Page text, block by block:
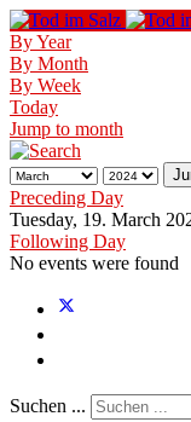
By Year
By Month
By Week
Today
Jump to month
Preceding Day
Tuesday, 19. March
Following Day
No events were found
Suchen ...